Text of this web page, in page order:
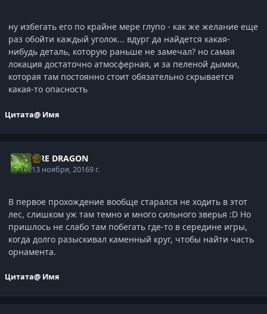
ну избегать его по крайне мере глупо - как же желание еще
раз обойти каждый уголок... вдург да найдется какая-
нибудь деталь, которую раньше не замечал? но самая
локация достаточно атмосферная, и за пеленой дымки,
которая там постоянно стоит обязательно скрывается
какая-то опасность
Цитата@ Имя
FIRE DRAGON
13 ноября, 20169 г.
В первое прохождение вообще старался не ходить в этот
лес, слишком уж там темно и много сильного зверья :D Но
пришлось не слабо там побегать где-то в середине игры,
когда долго разыскивал каменный круг, чтобы найти часть
орнамента.
Цитата@ Имя